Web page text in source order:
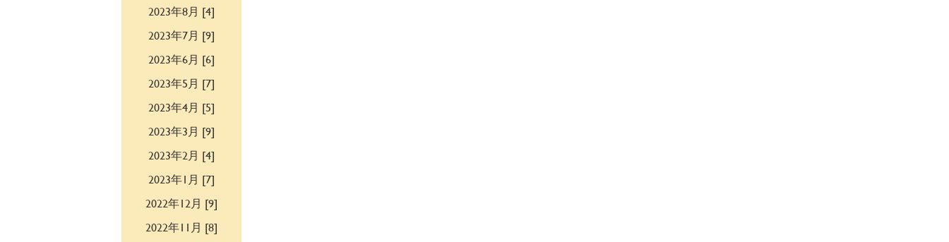
2023年8月 [4]
2023年7月 [9]
2023年6月 [6]
2023年5月 [7]
2023年4月 [5]
2023年3月 [9]
2023年2月 [4]
2023年1月 [7]
2022年12月 [9]
2022年11月 [8]